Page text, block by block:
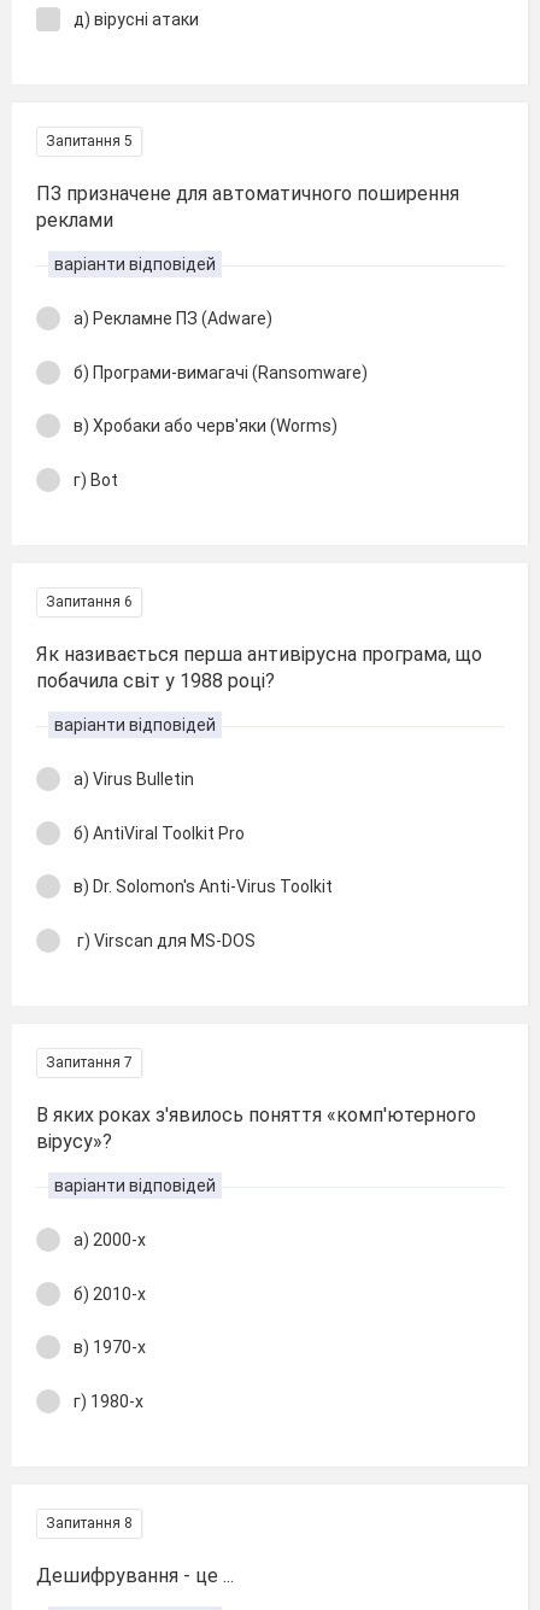
д) вірусні атаки
Запитання 5
ПЗ призначене для автоматичного поширення
реклами
варіанти відповідей
а) Рекламне ПЗ (Adware)
б) Програми-вимагачі (Ransomware)
в) Хробаки або черв'яки (Worms)
г) Bot
Запитання 6
Як називається перша антивірусна програма, що
побачила світ у 1988 році?
варіанти відповідей
а) Virus Bulletin
б) AntiViral Toolkit Pro
в) Dr. Solomon's Anti-Virus Toolkit
г) Virscan для MS-DOS
Запитання 7
В яких роках з'явилось поняття «комп'ютерного
вірусу»?
варіанти відповідей
а) 2000-х
б) 2010-х
в) 1970-х
г) 1980-х
Запитання 8
Дешифрування - це ...